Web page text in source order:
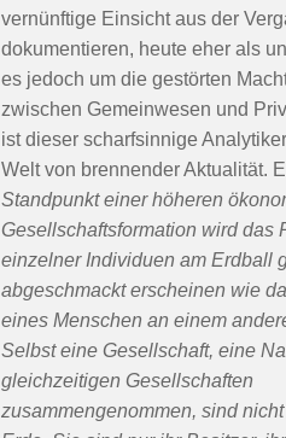
vernünftige Einsicht aus der
dokumentieren, heute eher als
es jedoch um die gestörten
zwischen Gemeinwesen und
ist dieser scharfsinnige
Welt von brennender Aktualität.
Standpunkt einer höheren ö
Gesellschaftsformation wird das
einzelner Individuen am Erdball
abgeschmackt erscheinen wie
eines Menschen an einem
Selbst eine Gesellschaft, eine
gleichzeitigen Gesellschaften
zusammengenommen, sind